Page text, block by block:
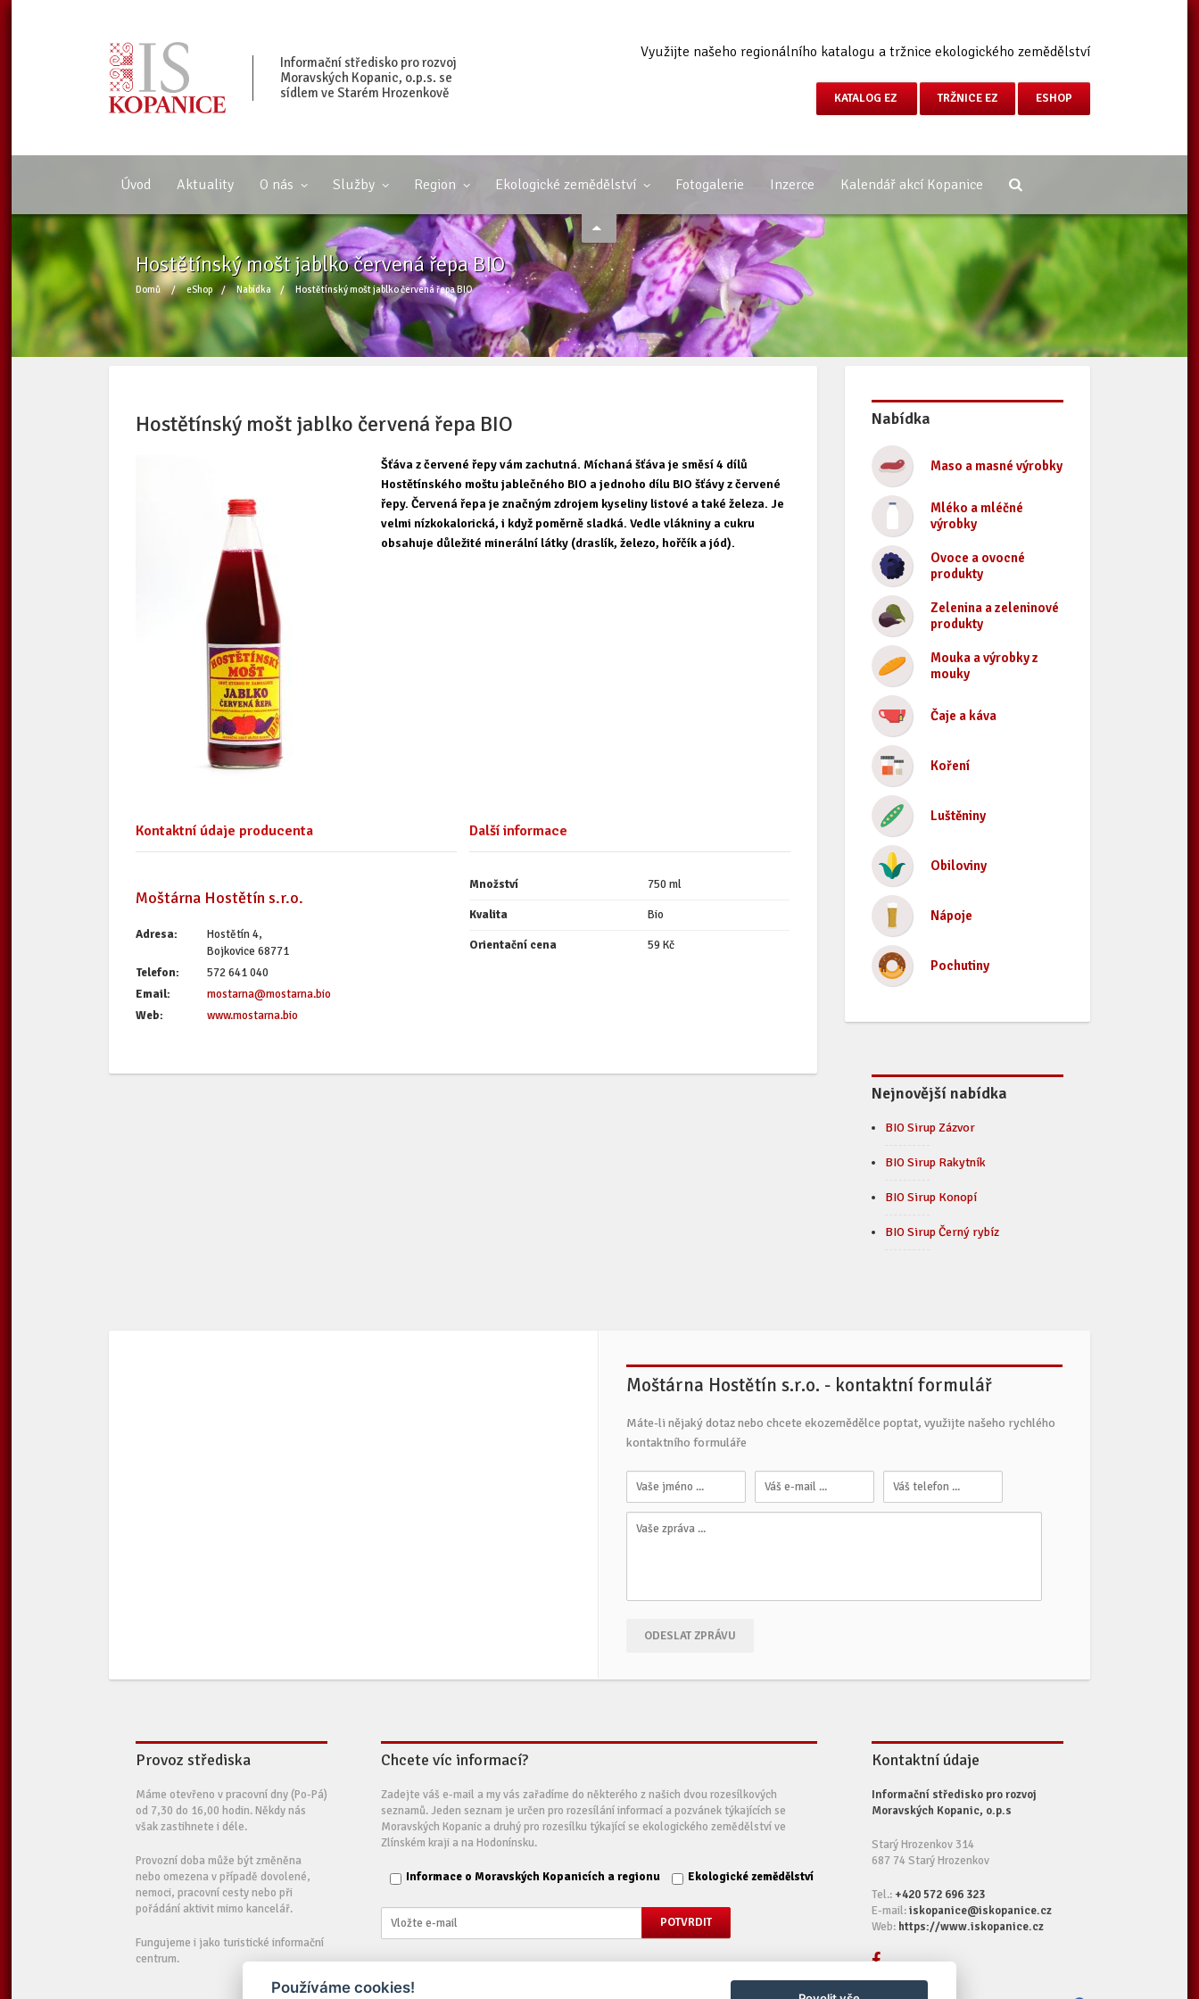
Informační středisko pro rozvoj
Moravských Kopanic, o.p.s. se
sídlem ve Starém Hrozenkově
Využijte našeho regionálního katalogu a tržnice ekologického zemědělství
KATALOG EZ TRŽNICE EZ ESHOP
Úvod Aktuality O nás Služby Region Ekologické zemědělství Fotogalerie Inzerce Kalendář akcí Kopanice
Hostětínský mošt jablko červená řepa BIO
Domů / eShop / Nabídka / Hostětínský mošt jablko červená řepa BIO
Hostětínský mošt jablko červená řepa BIO
Šťáva z červené řepy vám zachutná. Míchaná šťáva je směsí 4 dílů
Hostětínského moštu jablečného BIO a jednoho dílu BIO šťávy z červené
řepy. Červená řepa je značným zdrojem kyseliny listové a také železa. Je
velmi nízkokalorická, i když poměrně sladká. Vedle vlákniny a cukru
obsahuje důležité minerální látky (draslík, železo, hořčík a jód).
Kontaktní údaje producenta
Moštárna Hostětín s.r.o.
Adresa:
Hostětín 4,
Bojkovice 68771
Telefon:
572 641 040
Email:
mostarna@mostarna.bio
Web:
www.mostarna.bio
Další informace
Množství 750 ml
Kvalita Bio
Orientační cena 59 Kč
Nabídka
Maso a masné výrobky
Mléko a mléčné
výrobky
Ovoce a ovocné
produkty
Zelenina a zeleninové
produkty
Mouka a výrobky z
mouky
Čaje a káva
Koření
Luštěniny
Obiloviny
Nápoje
Pochutiny
Nejnovější nabídka
BIO Sirup Zázvor
BIO Sirup Rakytník
BIO Sirup Konopí
BIO Sirup Černý rybíz
Moštárna Hostětín s.r.o. - kontaktní formulář
Máte-li nějaký dotaz nebo chcete ekozemědělce poptat, využijte našeho rychlého
kontaktního formuláře
ODESLAT ZPRÁVU
Provoz střediska
Máme otevřeno v pracovní dny (Po-Pá)
od 7,30 do 16,00 hodin. Někdy nás
však zastihnete i déle.
Provozní doba může být změněna
nebo omezena v případě dovolené,
nemoci, pracovní cesty nebo při
pořádání aktivit mimo kancelář.
Fungujeme i jako turistické informační
centrum.
Chcete víc informací?
Zadejte váš e-mail a my vás zařadíme do některého z našich dvou rozesílkových
seznamů. Jeden seznam je určen pro rozesílání informací a pozvánek týkajících se
Moravských Kopanic a druhý pro rozesílku týkající se ekologického zemědělství ve
Zlínském kraji a na Hodonínsku.
Informace o Moravských Kopanicích a regionu Ekologické zemědělství
Kontaktní údaje
Informační středisko pro rozvoj
Moravských Kopanic, o.p.s
Starý Hrozenkov 314
687 74 Starý Hrozenkov
Tel.: +420 572 696 323
E-mail:iskopanice@iskopanice.cz
Web: https://www.iskopanice.cz
Používáme cookies!